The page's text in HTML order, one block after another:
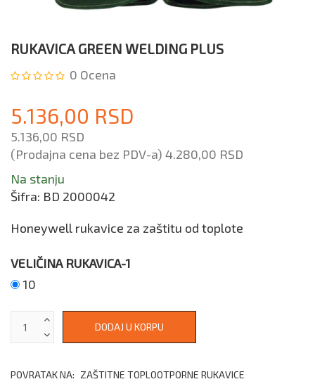
RUKAVICA GREEN WELDING PLUS
0 Ocena
5.136,00 RSD
5.136,00 RSD
(Prodajna cena bez PDV-a) 4.280,00 RSD
Na stanju
Šifra: BD 2000042
Honeywell rukavice za zaštitu od toplote
VELIČINA RUKAVICA-1
10
POVRATAK NA: ZAŠTITNE TOPLOOTPORNE RUKAVICE